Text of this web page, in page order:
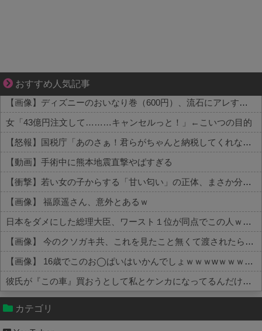
おすすめ人気記事
大変だけど幸せ。等身大の子育て物語。
【画像】ディズニーのおいなり巻（600円）、流石にアレすぎて賛否両論の大炎上をしてしまうw w w w w w w
女「43億円注文して………キャンセルっと！」←こいつの目的
【怒報】国税庁「あのさぁ！君らがちゃんと納税してくれないとこうなっちゃうけどどうする？！」←これw w w w w w w w
【動画】手術中に熊本地震直撃やばすぎる
【衝撃】若い女の子からする「甘い匂い」の正体、まさか分からないDTなんておらんよな？よな？w w w w w w w w w w w
【画像】 福原遥さん、意外とあるｗ
日本をダメにした総理大臣、ワースト１位が同点でこの人ｗｗｗｗｗｗ
【画像】 今のクソガキ共、これを見たこと無くて渡されたらパニクるらしいｗｗｗｗｗｗｗｗｗｗｗｗｗ
【画像】 16歳でこのお◯ぱいはいかんでしょｗｗｗwｗｗｗｗｗｗｗｗ❤
彼氏が『この車』買おうとして私とケンカになってるんだけどｗｗｗｗｗｗ
Powered by livedoor 相互RSS
カテゴリ